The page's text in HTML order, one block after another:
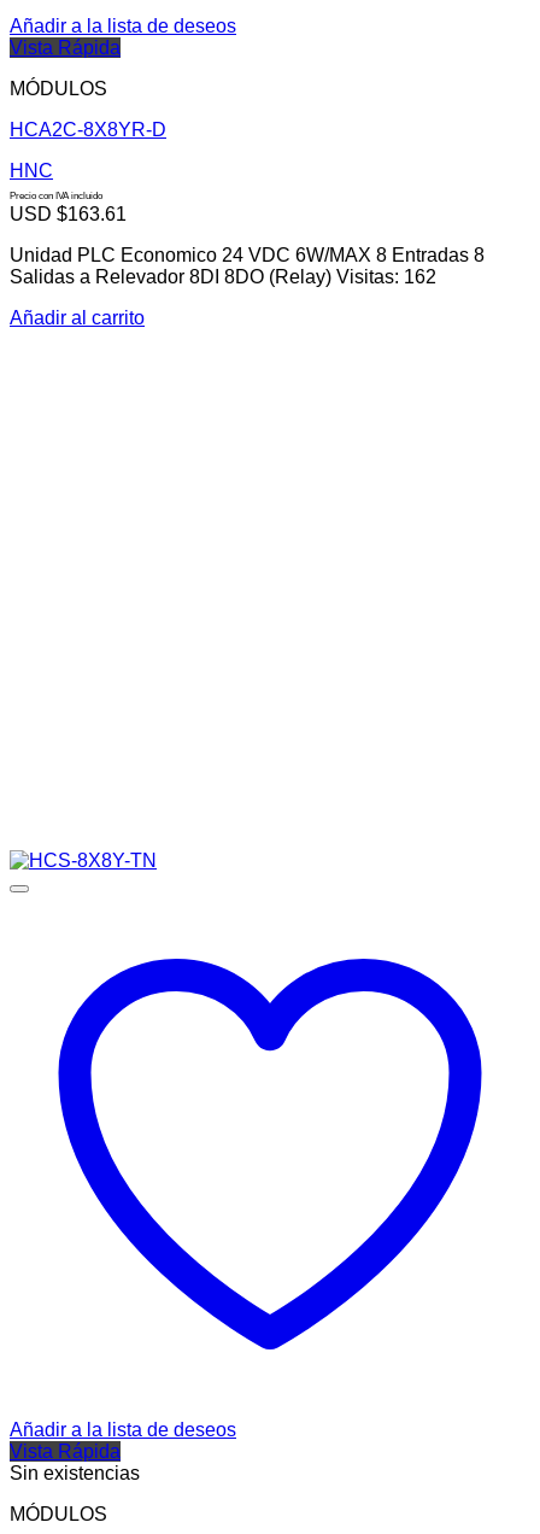
Añadir a la lista de deseos
Vista Rápida
MÓDULOS
HCA2C-8X8YR-D
HNC
Precio con IVA incluido
USD $163.61
Unidad PLC Economico 24 VDC 6W/MAX 8 Entradas 8
Salidas a Relevador 8DI 8DO (Relay) Visitas: 162
Añadir al carrito
Añadir a la lista de deseos
Vista Rápida
Sin existencias
MÓDULOS